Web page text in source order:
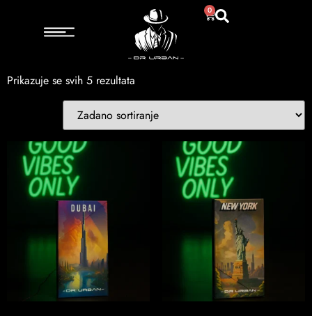
0
/ Proizvodi označeni “Gradovi svijet”
Gradovi svijet
Prikazuje se svih 5 rezultata